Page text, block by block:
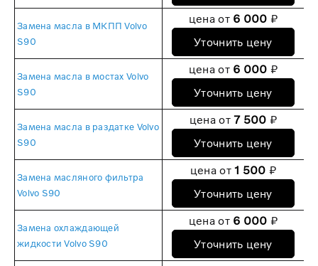
Замена масла в МКПП Volvo
S90
цена от 6 000 ₽
Уточнить цену
Замена масла в мостах Volvo
S90
цена от 6 000 ₽
Уточнить цену
Замена масла в раздатке Volvo
S90
цена от7 500 ₽
Уточнить цену
Замена масляного фильтра
Volvo S90
цена от1 500 ₽
Уточнить цену
Замена охлаждающей
жидкости Volvo S90
цена от 6 000 ₽
Уточнить цену